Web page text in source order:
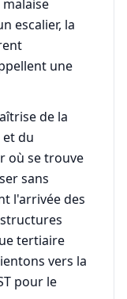
escalier, la
une
de la
du
où se trouve
sans
l'arrivée des
tertiaire
vers la
pour le